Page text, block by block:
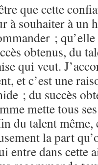
que cette
à souhaiter à un
;
obtenus, du
qui veut.
et c’est une
; du succès
mette tous
du talent même,
la part
entre dans cette